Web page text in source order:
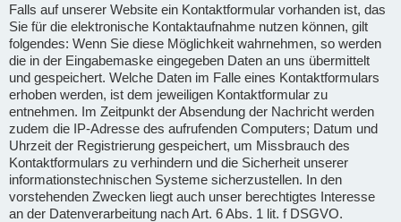
Falls auf unserer Website ein Kontaktformular vorhanden ist, das
Sie für die elektronische Kontaktaufnahme nutzen können, gilt
folgendes: Wenn Sie diese Möglichkeit wahrnehmen, so werden
die in der Eingabemaske eingegeben Daten an uns übermittelt
und gespeichert. Welche Daten im Falle eines Kontaktformulars
erhoben werden, ist dem jeweiligen Kontaktformular zu
entnehmen. Im Zeitpunkt der Absendung der Nachricht werden
zudem die IP-Adresse des aufrufenden Computers; Datum und
Uhrzeit der Registrierung gespeichert, um Missbrauch des
Kontaktformulars zu verhindern und die Sicherheit unserer
informationstechnischen Systeme sicherzustellen. In den
vorstehenden Zwecken liegt auch unser berechtigtes Interesse
an der Datenverarbeitung nach Art. 6 Abs. 1 lit. f DSGVO.